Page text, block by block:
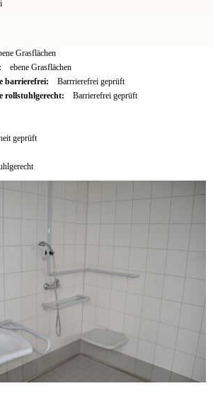
Grasflächen
ebene Grasflächen
barrierefrei:
Barrrierefrei geprüft
rollstuhlgerecht:
Barrierefrei geprüft
geprüft